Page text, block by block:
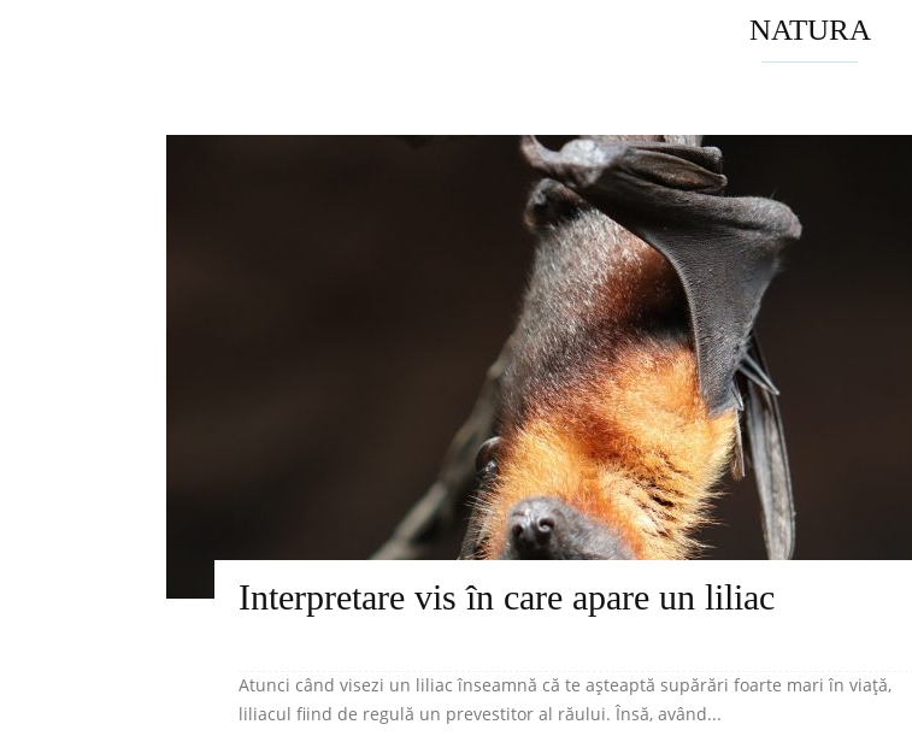
NATURA
Interpretare vis în care apare un liliac
Atunci când visezi un liliac înseamnă că te așteaptă supărări foarte mari în viață,
liliacul fiind de regulă un prevestitor al răului. Însă, având...